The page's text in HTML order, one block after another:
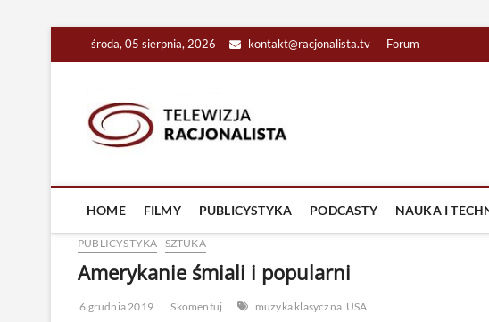
środa, 05 sierpnia, 2026 kontakt@racjonalista.tv Forum
HOME FILMY PUBLICYSTYKA PODCASTY NAUKA I
PUBLICYSTYKA SZTUKA
Amerykanie śmiali i popularni
6 grudnia 2019 Skomentuj muzyka klasyczna USA